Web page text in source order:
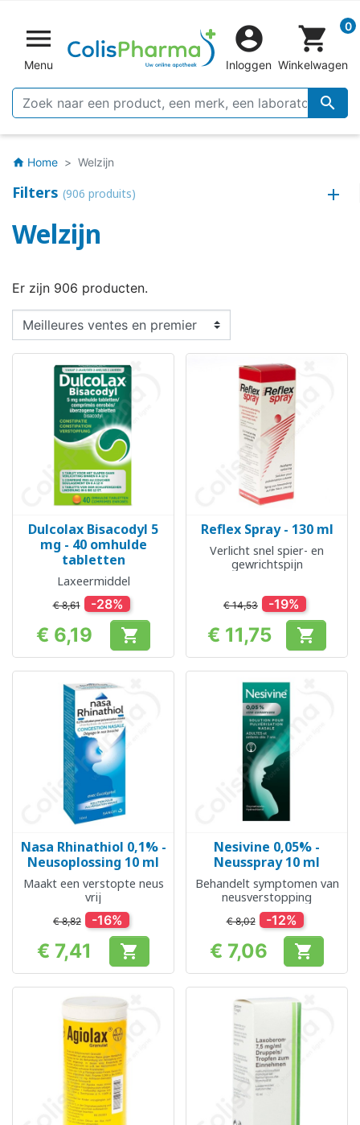

Menu


Inloggen
shopping_cart 0
Winkelwagen
home Home Welzijn
Filters (906 produits)
Welzijn
Er zijn 906 producten.
Dulcolax Bisacodyl 5
mg - 40 omhulde
tabletten
Laxeermiddel
€ 8,61 -28%
Prijs
€ 6,19 
Reflex Spray - 130 ml
Verlicht snel spier- en
gewrichtspijn
€ 14,53 -19%
Prijs
€ 11,75 
Nasa Rhinathiol 0,1% -
Neusoplossing 10 ml
Maakt een verstopte neus
vrij
€ 8,82 -16%
Prijs
€ 7,41 
Nesivine 0,05% -
Neusspray 10 ml
Behandelt symptomen van
neusverstopping
€ 8,02 -12%
Prijs
€ 7,06 